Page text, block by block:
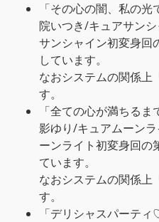
「その心の闇、私の
院いつき/キュアサン
サンシャイン初変身回
しています。
なおシステムの関係上
す。
「全ての心が満ちる
影ゆり/キュアムーン
ーンライト初変身回の
ています。
なおシステムの関係上
す。
「デリシャスパーテ